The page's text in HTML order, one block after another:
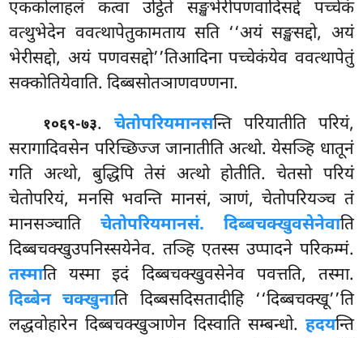
एककोलाहलं कत्वा उट्ठिते सङ्खभेरीपणवादिसद्दे पच्चेकं
वत्थुभेदेन ववत्थापेतुकामताय सति ‘‘अयं सङ्खसद्दो, अयं
भेरीसद्दो, अयं पणवसद्दो’’तिआदिना पच्चेकंयेव ववत्थापेतुं
सक्कोतियेवाति. दिब्बसोतञाणवण्णना.
१०६९-७३. चेतोपरियमानसन्ति परियातीति परियं,
सरागादिवसेन परिच्छिज्ज जानातीति अत्थो. येसञ्हि धातूनं
गति अत्थो, बुद्धिपि तेसं अत्थो होतीति. चेतसो परियं
चेतोपरियं, मनसि भवन्ति मानसं, ञाणं, चेतोपरियञ्च तं
मानसञ्चाति चेतोपरियमानसं. दिब्बचक्खुवसेनेवाति
दिब्बचक्खुउपनिस्सयेनेव. तञ्हि एतस्स उप्पादने परिकम्मं.
तस्माति यस्मा इदं दिब्बचक्खुवसेनेव पवत्तति, तस्मा.
दिब्बेन चक्खुनाति दिब्बसदिसतादीहि ‘‘दिब्बचक्खू’’ति
लद्धवोहारेन दिब्बचक्खुञाणेन दिस्वाति सम्बन्धो. हदयन्ति